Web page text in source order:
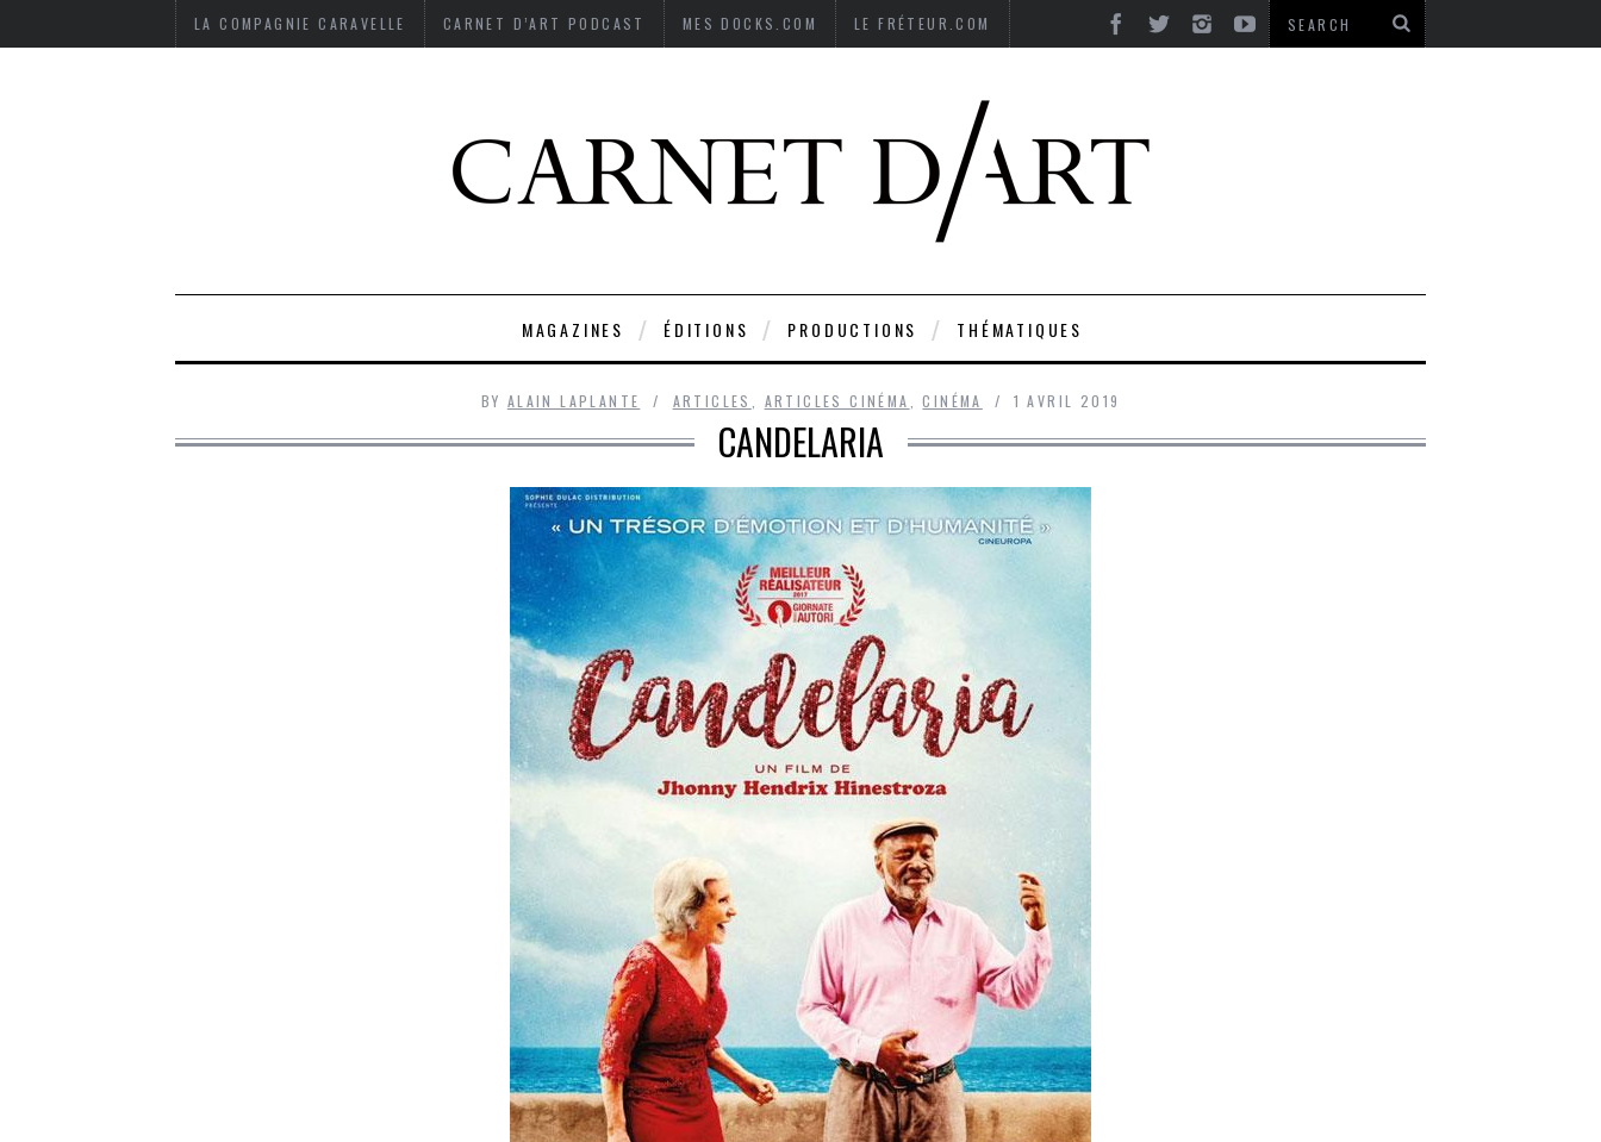
LA COMPAGNIE CARAVELLE CARNET D’ART PODCAST MES DOCKS.COM LE FRÉTEUR.COM
MAGAZINES ÉDITIONS PRODUCTIONS THÉMATIQUES
BY ALAIN LAPLANTE ARTICLES ARTICLES CINÉMA ,CINÉMA 1 AVRIL 2019
CANDELARIA